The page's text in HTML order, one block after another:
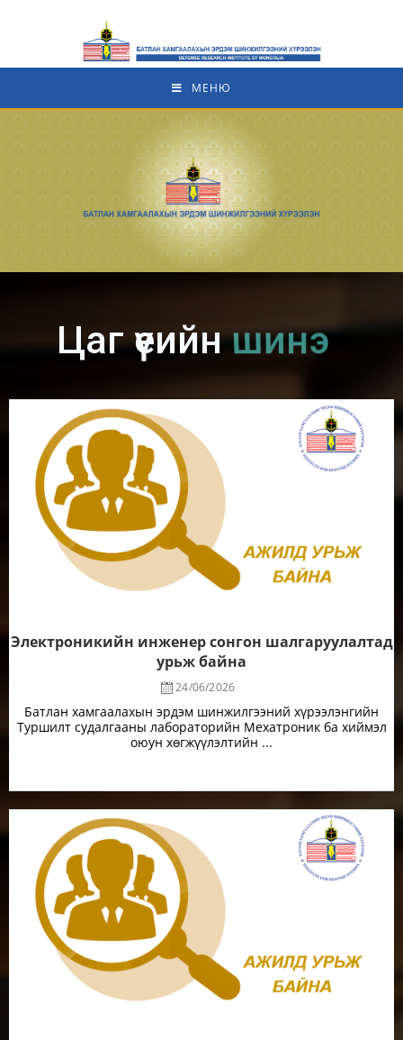
МЕНЮ
Цаг үеийн мэдээ
Электроникийн инженер сонгон шалгаруулалтад
урьж байна
24/06/2026
Батлан хамгаалахын эрдэм шинжилгээний хүрээлэнгийн
Туршилт судалгааны лабораторийн Мехатроник ба хиймэл
оюун хөгжүүлэлтийн ...